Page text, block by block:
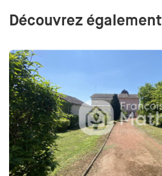
Découvrez également